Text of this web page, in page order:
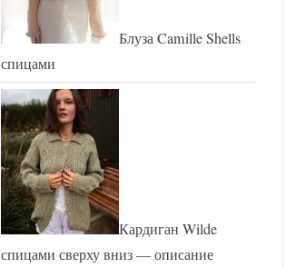
Блуза Camille Shells
спицами
Кардиган Wilde
спицами сверху вниз — описание